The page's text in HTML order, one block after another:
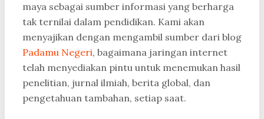
maya sebagai sumber informasi yang berharga
tak ternilai dalam pendidikan. Kami akan
menyajikan dengan mengambil sumber dari blog
Padamu Negeri, bagaimana jaringan internet
telah menyediakan pintu untuk menemukan hasil
penelitian, jurnal ilmiah, berita global, dan
pengetahuan tambahan, setiap saat.